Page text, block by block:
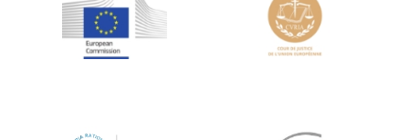
Jean-Louis Schiltz
Jean-Victor Louis